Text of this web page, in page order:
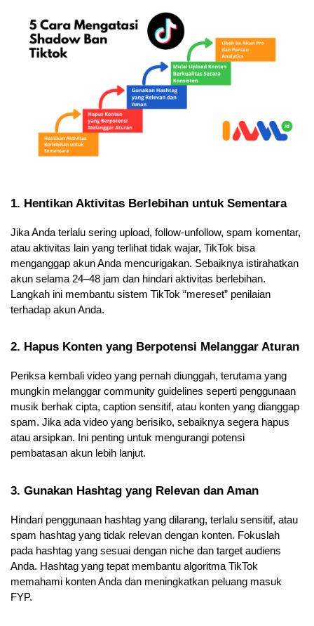
1. Hentikan Aktivitas Berlebihan untuk Sementara
Jika Anda terlalu sering upload, follow-unfollow, spam komentar,
atau aktivitas lain yang terlihat tidak wajar, TikTok bisa
menganggap akun Anda mencurigakan. Sebaiknya istirahatkan
akun selama 24–48 jam dan hindari aktivitas berlebihan.
Langkah ini membantu sistem TikTok “mereset” penilaian
terhadap akun Anda.
2. Hapus Konten yang Berpotensi Melanggar Aturan
Periksa kembali video yang pernah diunggah, terutama yang
mungkin melanggar community guidelines seperti penggunaan
musik berhak cipta, caption sensitif, atau konten yang dianggap
spam. Jika ada video yang berisiko, sebaiknya segera hapus
atau arsipkan. Ini penting untuk mengurangi potensi
pembatasan akun lebih lanjut.
3. Gunakan Hashtag yang Relevan dan Aman
Hindari penggunaan hashtag yang dilarang, terlalu sensitif, atau
spam hashtag yang tidak relevan dengan konten. Fokuslah
pada hashtag yang sesuai dengan niche dan target audiens
Anda. Hashtag yang tepat membantu algoritma TikTok
memahami konten Anda dan meningkatkan peluang masuk
FYP.